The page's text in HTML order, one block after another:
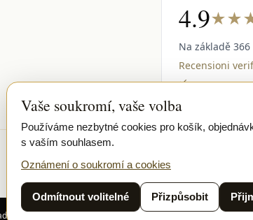
4.9★★
Na základě
Recensioni
✓
SECURE
·Solar Shine s.r.o.· Karlova 150/42, 110 00 Praha,
Vaše soukromí, vaše volba
Používáme nezbytné cookies pro košík,
s vaším souhlasem.
Oznámení o soukromí a cookies
Odmítnout volitelné Přizpůsobit